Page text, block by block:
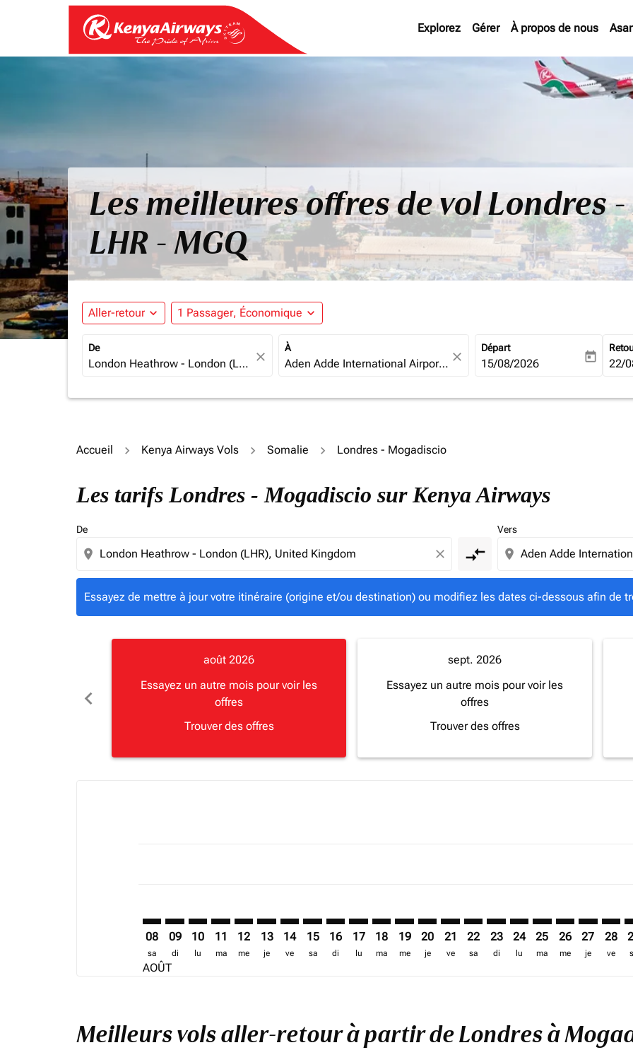
Explorez Gérer À propos de nous
Les meilleures offres de vol Londres
LHR - MGQ
Aller-retour expand_more 1 Passager, Économique expand_more
De
close
À
close
Départ
fc-booking-departure-date-
15/08/2026 today fc-
22/
Accueil Kenya Airways Vols Somalie Londres - Mogadiscio
Les tarifs Londres - Mogadiscio sur Kenya Airways
De
location_on close compare_arrows
Vers
location_on
Essayez de mettre à jour votre itinéraire (origine et/ou destination) ou modifiez les dates ci-dessous afin de
Essayez de mettre à jour votre itinéraire (origine et/ou destination) ou modifiez les dates ci-dessous afin
chevron_left
août 2026
Essayez un autre mois pour voir les
offres
Trouver des offres
sept. 2026
Essayez un autre mois pour voir les
offres
Trouver des offres
08
sa
AOÛT
09
di
10
lu
11
ma
12
me
13
je
14
ve
15
sa
16
di
17
lu
18
ma
LHR–MGQ: cmp-view-offers-disclaimer.
19
me
LHR–MGQ: cmp-view-offers-disclaimer.
20
je
LHR–MGQ: cmp-view-offers-
21
ve
LHR–MGQ: cmp-view-offers-
22
sa
LHR–MGQ: cmp-view-
23
di
LHR–MGQ: cmp-
24
lu
LHR–MGQ: cmp-
25
ma
LHR–MGQ:
26
me
27
je
28
ve
Meilleurs vols aller-retour à partir de Londres à